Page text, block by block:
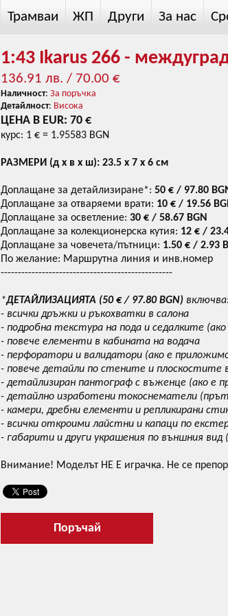
Трамваи ЖП Други За нас
1:43 Ikarus 266 -
136.91 лв. / 70.00 €
Наличност: За поръчка
Детайлност: Висока
ЦЕНА В EUR: 70 €
курс: 1 € = 1.95583 BGN
РАЗМЕРИ (д х в х ш): 23.5 х 7 х 6 см
Доплащане за детайлизиране*: 50 € / 97.80
Доплащане за отваряеми врати: 10 € / 19.56
Доплащане за осветление: 30 € / 58.67 BGN
Доплащане за колекционерска кутия: 12 € /
Доплащане за човечета/пътници: 1.50 € / 2.93
По желание: Маршрутна линия и инв.номер
--------------------------------------------------
*ДЕТАЙЛИЗАЦИЯТА (50€ / 97.80 BGN)
- всички дръжки и ръкохватки в салона
- подробна текстура на пода и седалките
- повече елементи в кабината на водача
- перфоратори и валидатори (ако е
- повече детайли по стените и плоскостите
- детайлизиран пантограф с въженце (ако е
- детайлно изработени токоснематели
- камери, дребни елементи и репликирани
- всички откроими лайстни и капаци по
- габарити и други украшения по външния вид
Внимание! Моделът НЕ Е играчка. Не се
Поръчай